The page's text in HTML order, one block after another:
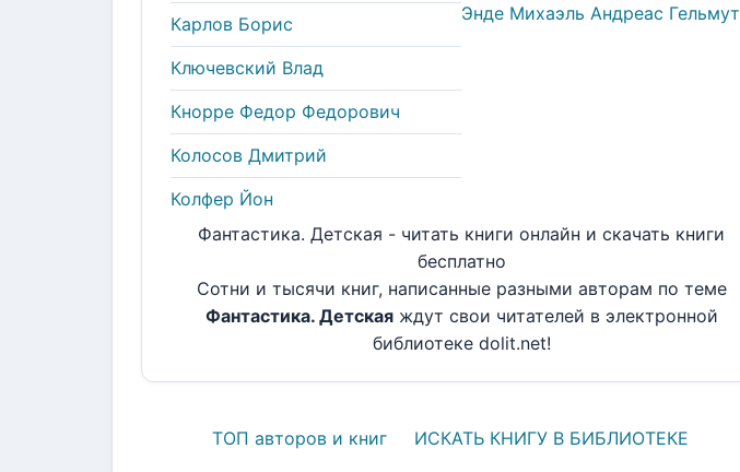
Карлов Борис
Ключевский Влад
Кнорре Федор Федорович
Колосов Дмитрий
Колфер Йон
Энде Михаэль Андреас Гельмут
Фантастика. Детская - читать книги онлайн и скачать книги
бесплатно
Сотни и тысячи книг, написанные разными авторам по теме
Фантастика. Детскаяждут свои читателей в электронной
библиотеке dolit.net!
ТОП авторов и книг ИСКАТЬ КНИГУ В БИБЛИОТЕКЕ